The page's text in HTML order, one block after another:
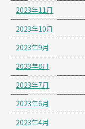
2023年11月
2023年10月
2023年9月
2023年8月
2023年7月
2023年6月
2023年4月